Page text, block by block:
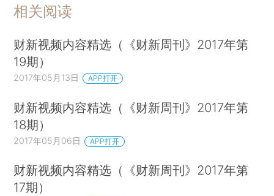
相关阅读
财新视频内容精选（《财新周刊》2017年第
19期）
2017年05月13日 APP打开
财新视频内容精选（《财新周刊》2017年第
18期）
2017年05月06日 APP打开
财新视频内容精选（《财新周刊》2017年第
17期）